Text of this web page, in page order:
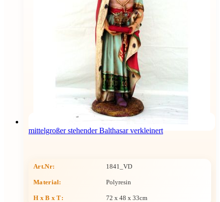
mittelgroßer stehender Balthasar verkleinert
Art.Nr: 1841_VD
Material: Polyresin
H x B x T: 72 x 48 x 33cm